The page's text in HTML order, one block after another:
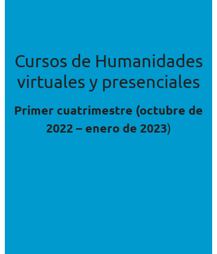
Cursos de Humanidades
virtuales y presenciales
Primer cuatrimestre (octubre de
2022 – enero de 2023)